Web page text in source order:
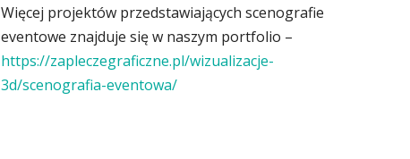
Więcej projektów przedstawiających scenografie
eventowe znajduje się w naszym portfolio –
https://zapleczegraficzne.pl/wizualizacje-
3d/scenografia-eventowa/